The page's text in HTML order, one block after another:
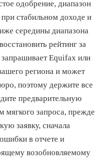
одобрение, диапазон
стабильном доходе и
середины диапазона
рейтинг за
Equifax или
региона и может
поэтому держите все
предварительную
мягкого запроса, прежде
заявку, сначала
в отчете и
возобновляемому